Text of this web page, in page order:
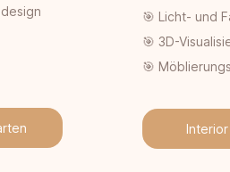
🎯 Licht- und
🎯 3D-
🎯